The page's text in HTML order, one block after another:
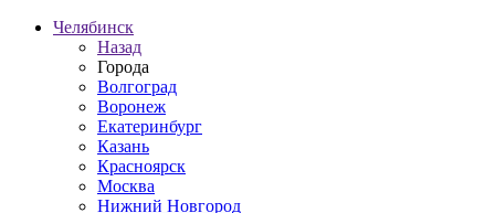
Челябинск
Назад
Города
Волгоград
Воронеж
Екатеринбург
Казань
Красноярск
Москва
Нижний Новгород